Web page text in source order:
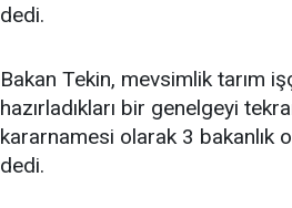
dedi.
Bakan Tekin, mevsimlik tarım
hazırladıkları bir genelgeyi
kararnamesi olarak 3 bakanlık
dedi.